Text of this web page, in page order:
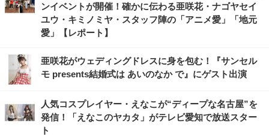
ンイベントが開催！確かに伝わる亜咲花・ナゴヤセイ
ユウ・キミノミヤ・スタッフ陣の「アニメ愛」「地元
愛」【レポート】
亜咲花がウェディングドレスに身を包む！『サンセル
モ presents結婚式は あいのなか で』にゲスト出演
人気コスプレイヤー・えなこが“ディープな名古屋”を
発信！「えなこのヤカタ」がテレビ愛知で放送スター
ト